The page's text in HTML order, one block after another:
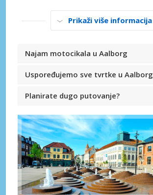
Prikaži više informacija
Najam motocikala u Aalborg
Uspoređujemo sve tvrtke u Aalborg
Planirate dugo putovanje?